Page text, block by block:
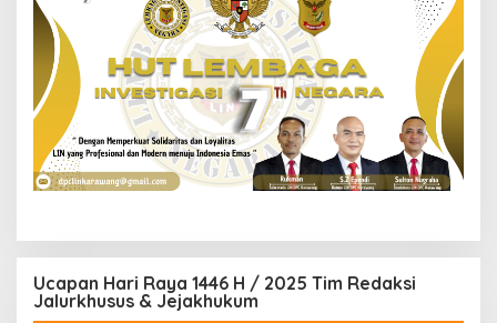
Ucapan Hari Raya 1446 H / 2025 Tim Redaksi
Jalurkhusus & Jejakhukum